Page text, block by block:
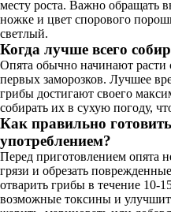
месту роста. Важно обращать
ножке и цвет спорового
светлый.
Когда лучше всего
Опята обычно начинают расти
первых заморозков. Лучшее
грибы достигают своего
собирать их в сухую погоду,
Как правильно
употреблением?
Перед приготовлением опята
грязи и обрезать
отварить грибы в течение 10-
возможные токсины и